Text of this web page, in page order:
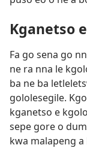
Kganetso
Fa go sena go
ne ra nna le
ba ne ba
gololesegile.
kganetso e
sepe gore o
kwa malapeng a